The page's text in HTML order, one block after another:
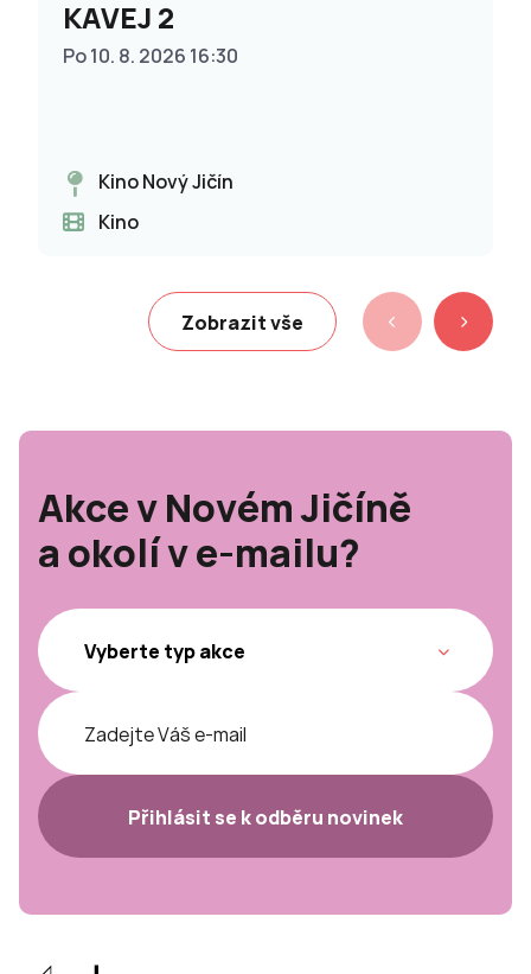
KAVEJ 2
Po 10. 8. 2026 16:30
Kino Nový Jičín
Kino
Zobrazit vše
Akce v Novém Jičíně
a okolí v e-mailu?
Přihlásit se k odběru novinek